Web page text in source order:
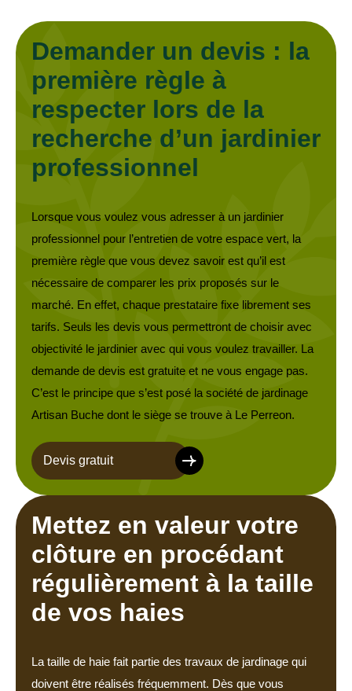
Demander un devis : la
première règle à
respecter lors de la
recherche d’un jardinier
professionnel
Lorsque vous voulez vous adresser à un jardinier
professionnel pour l’entretien de votre espace vert, la
première règle que vous devez savoir est qu’il est
nécessaire de comparer les prix proposés sur le
marché. En effet, chaque prestataire fixe librement ses
tarifs. Seuls les devis vous permettront de choisir avec
objectivité le jardinier avec qui vous voulez travailler. La
demande de devis est gratuite et ne vous engage pas.
C’est le principe que s’est posé la société de jardinage
Artisan Buche dont le siège se trouve à Le Perreon.
Devis gratuit
Mettez en valeur votre
clôture en procédant
régulièrement à la taille
de vos haies
La taille de haie fait partie des travaux de jardinage qui
doivent être réalisés fréquemment. Dès que vous